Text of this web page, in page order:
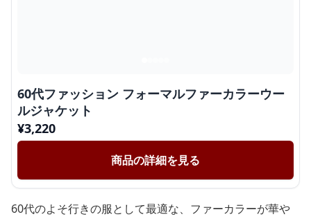
60代ファッション フォーマルファーカラーウー
ルジャケット
¥3,220
商品の詳細を見る
60代のよそ行きの服として最適な、ファーカラーが華や